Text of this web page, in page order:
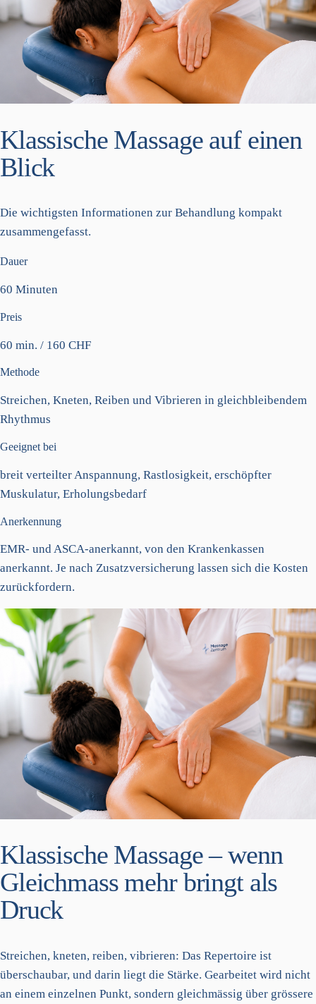
Klassische Massage auf einen
Blick
Die wichtigsten Informationen zur Behandlung kompakt
zusammengefasst.
Dauer
60 Minuten
Preis
60 min. / 160 CHF
Methode
Streichen, Kneten, Reiben und Vibrieren in gleichbleibendem
Rhythmus
Geeignet bei
breit verteilter Anspannung, Rastlosigkeit, erschöpfter
Muskulatur, Erholungsbedarf
Anerkennung
EMR- und ASCA-anerkannt, von den Krankenkassen
anerkannt. Je nach Zusatzversicherung lassen sich die Kosten
zurückfordern.
Klassische Massage – wenn
Gleichmass mehr bringt als
Druck
Streichen, kneten, reiben, vibrieren: Das Repertoire ist
überschaubar, und darin liegt die Stärke. Gearbeitet wird nicht
an einem einzelnen Punkt, sondern gleichmässig über grössere